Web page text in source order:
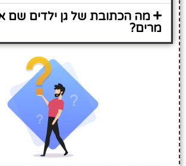
מה הכתובת של גן ילדים שם
מרים?